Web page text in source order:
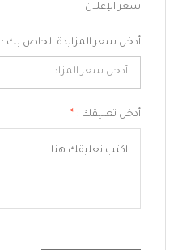
سعر الإعلان
أدخل سعر المزايدة الخاص بك :*
أدخل تعليقك :*